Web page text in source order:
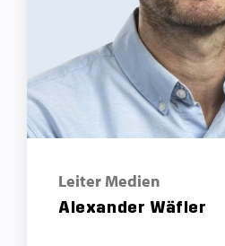
Leiter Medien
Alexander Wäfler